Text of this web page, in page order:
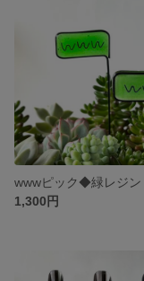
1,300円